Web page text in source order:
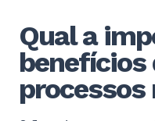
Qual a
benefícios
processos